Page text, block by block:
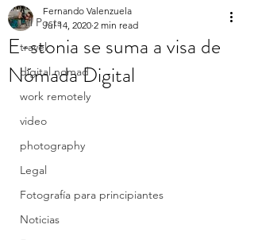
All Posts
travel
digital nomad
work remotely
video
photography
Legal
Fotografía para principiantes
Noticias
E-stonia se suma a visa de
Nómada Digital
Fernando Valenzuela
Jul 14, 2020 2 min read